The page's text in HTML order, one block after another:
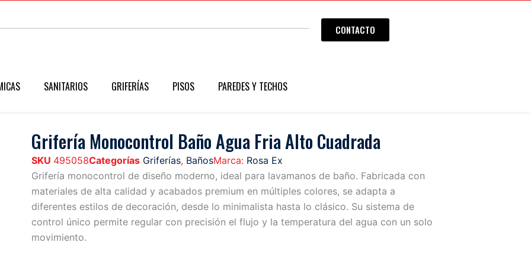
CONTACTO
SANITARIOS GRIFERÍAS PISOS PAREDES Y TECHOS
Grifería Monocontrol Baño Agua Fria Alto Cuadrada
SKU 495058Categorías Griferías, BañosMarca: Rosa Ex
Grifería monocontrol de diseño moderno, ideal para lavamanos de baño. Fabricada con
materiales de alta calidad y acabados premium en múltiples colores, se adapta a
diferentes estilos de decoración, desde lo minimalista hasta lo clásico. Su sistema de
control único permite regular con precisión el flujo y la temperatura del agua con un solo
movimiento.